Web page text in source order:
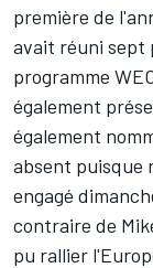
première de
avait réuni sept
programme
également
également
absent puisque
engagé
contraire de
pu rallier